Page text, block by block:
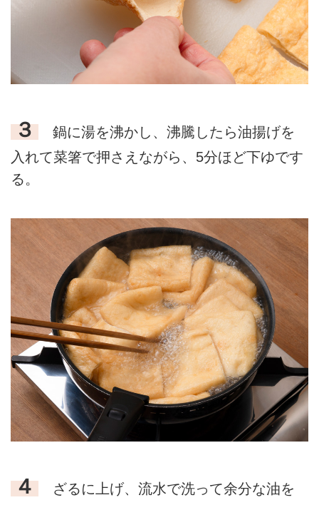
３
鍋に湯を沸かし、沸騰したら油揚げを
入れて菜箸で押さえながら、5分ほど下ゆです
る。
４
ざるに上げ、流水で洗って余分な油を